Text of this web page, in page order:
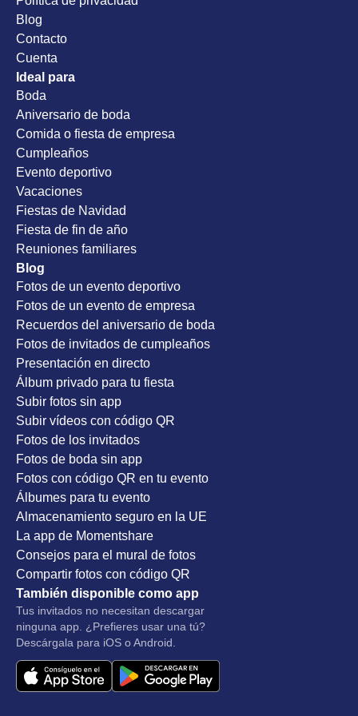
Blog
Contacto
Cuenta
Ideal para
Boda
Aniversario de boda
Comida o fiesta de empresa
Cumpleaños
Evento deportivo
Vacaciones
Fiestas de Navidad
Fiesta de fin de año
Reuniones familiares
Blog
Fotos de un evento deportivo
Fotos de un evento de empresa
Recuerdos del aniversario de boda
Fotos de invitados de cumpleaños
Presentación en directo
Álbum privado para tu fiesta
Subir fotos sin app
Subir vídeos con código QR
Fotos de los invitados
Fotos de boda sin app
Fotos con código QR en tu evento
Álbumes para tu evento
Almacenamiento seguro en la UE
La app de Momentshare
Consejos para el mural de fotos
Compartir fotos con código QR
También disponible como app
Tus invitados no necesitan descargar
ninguna app. ¿Prefieres usar una tú?
Descárgala para iOS o Android.